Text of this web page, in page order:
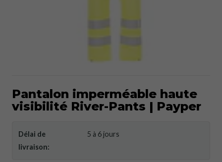
Pantalon imperméable haute
visibilité River-Pants | Payper
Délai de
livraison:
5 à 6 jours